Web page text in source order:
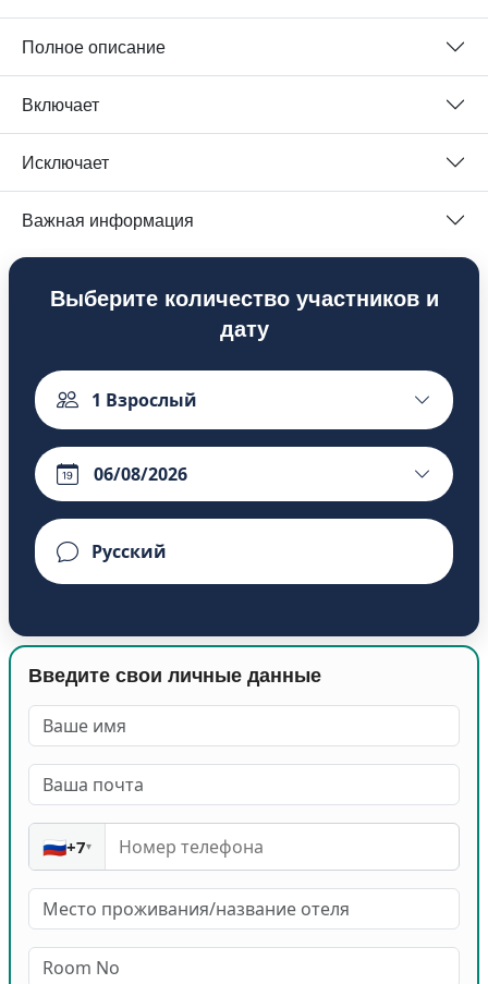
Полное описание
Включает
Исключает
Важная информация
Выберите количество участников и
дату
1 Взрослый
Введите свои личные данные
🇷🇺+7▾